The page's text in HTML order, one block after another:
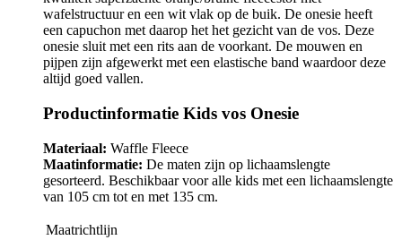
wafelstructuur en een wit vlak op de buik. De onesie heeft
een capuchon met daarop het het gezicht van de vos. Deze
onesie sluit met een rits aan de voorkant. De mouwen en
pijpen zijn afgewerkt met een elastische band waardoor deze
altijd goed vallen.
Productinformatie Kids vos Onesie
Materiaal: Waffle Fleece
Maatinformatie: De maten zijn op lichaamslengte
gesorteerd. Beschikbaar voor alle kids met een lichaamslengte
van 105 cm tot en met 135 cm.
Maatrichtlijn